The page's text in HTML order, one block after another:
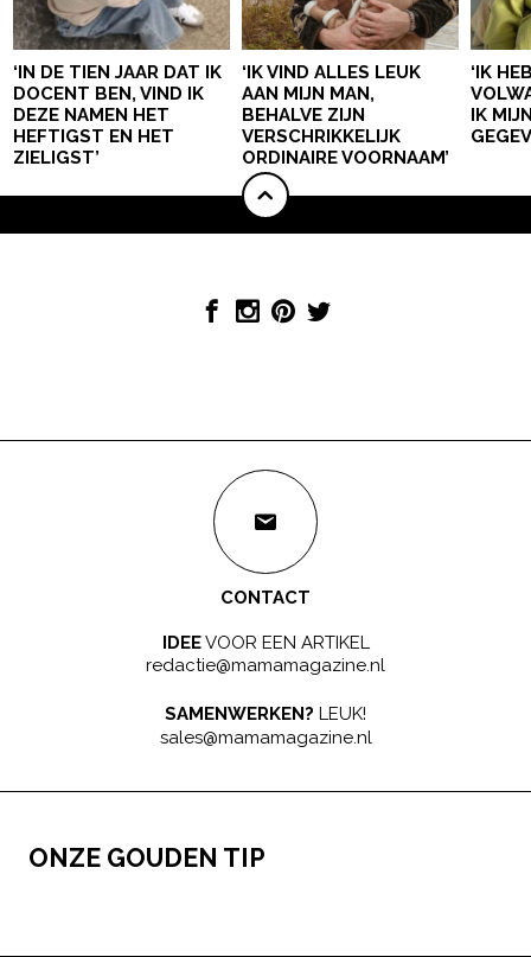
‘IN DE TIEN JAAR DAT IK
DOCENT BEN, VIND IK
DEZE NAMEN HET
HEFTIGST EN HET
ZIELIGST’
‘IK VIND ALLES LEUK
AAN MIJN MAN,
BEHALVE ZIJN
VERSCHRIKKELIJK
ORDINAIRE VOORNAAM’
‘IK
IK
CONTACT
IDEEVOOR EEN ARTIKEL
redactie@mamamagazine.nl
SAMENWERKEN? LEUK!
sales@mamamagazine.nl
ONZE GOUDEN TIP